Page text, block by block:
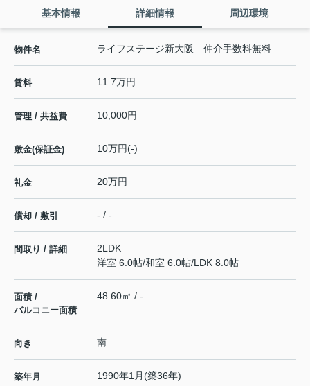
基本情報 詳細情報 周辺環境
物件名 ライフステージ新大阪 仲介手数料無料
賃料 11.7万円
管理 / 共益費 10,000円
敷金(保証金) 10万円(-)
礼金 20万円
償却 / 敷引 - / -
間取り / 詳細
2LDK
洋室 6.0帖/和室 6.0帖/LDK 8.0帖
面積 /
バルコニー面積
48.60㎡ / -
向き 南
築年月 1990年1月(築36年)